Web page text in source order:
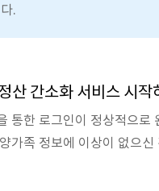
.
산 간소화 서비스 시작
통한 로그인이 정상적으로
가족 정보에 이상이 없으